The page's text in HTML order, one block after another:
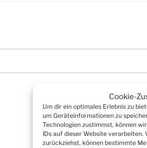
Cookie-
Um dir ein optimales Erlebnis zu
um Geräteinformationen zu
Technologien zustimmst, können
IDs auf dieser Website
zurückziehst, können bestimmte